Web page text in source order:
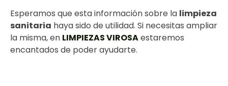
Esperamos que esta información sobre la limpieza
sanitaria haya sido de utilidad. Si necesitas ampliar
la misma, en LIMPIEZAS VIROSAestaremos
encantados de poder ayudarte.